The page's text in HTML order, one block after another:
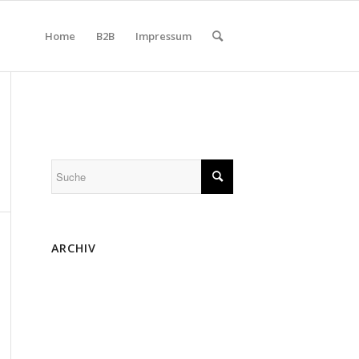
Home B2B Impressum
ARCHIV